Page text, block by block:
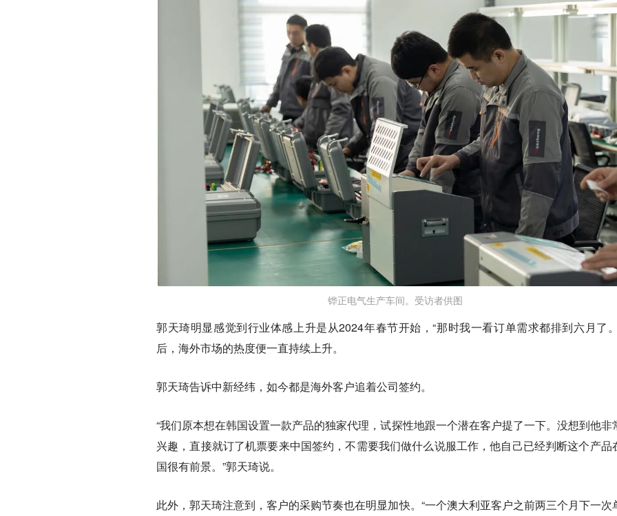
铧正电气生产车间。受访者供图
郭天琦明显感觉到行业体感上升是从2024年春节开始，“那时我一看订单需求都排到六月了
后，海外市场的热度便一直持续上升。
郭天琦告诉中新经纬，如今都是海外客户追着公司签约。
“我们原本想在韩国设置一款产品的独家代理，试探性地跟一个潜在客户提了一下。没想到他非
兴趣，直接就订了机票要来中国签约，不需要我们做什么说服工作，他自己已经判断这个产品
国很有前景。”郭天琦说。
此外，郭天琦注意到，客户的采购节奏也在明显加快。“一个澳大利亚客户之前两三个月下一次